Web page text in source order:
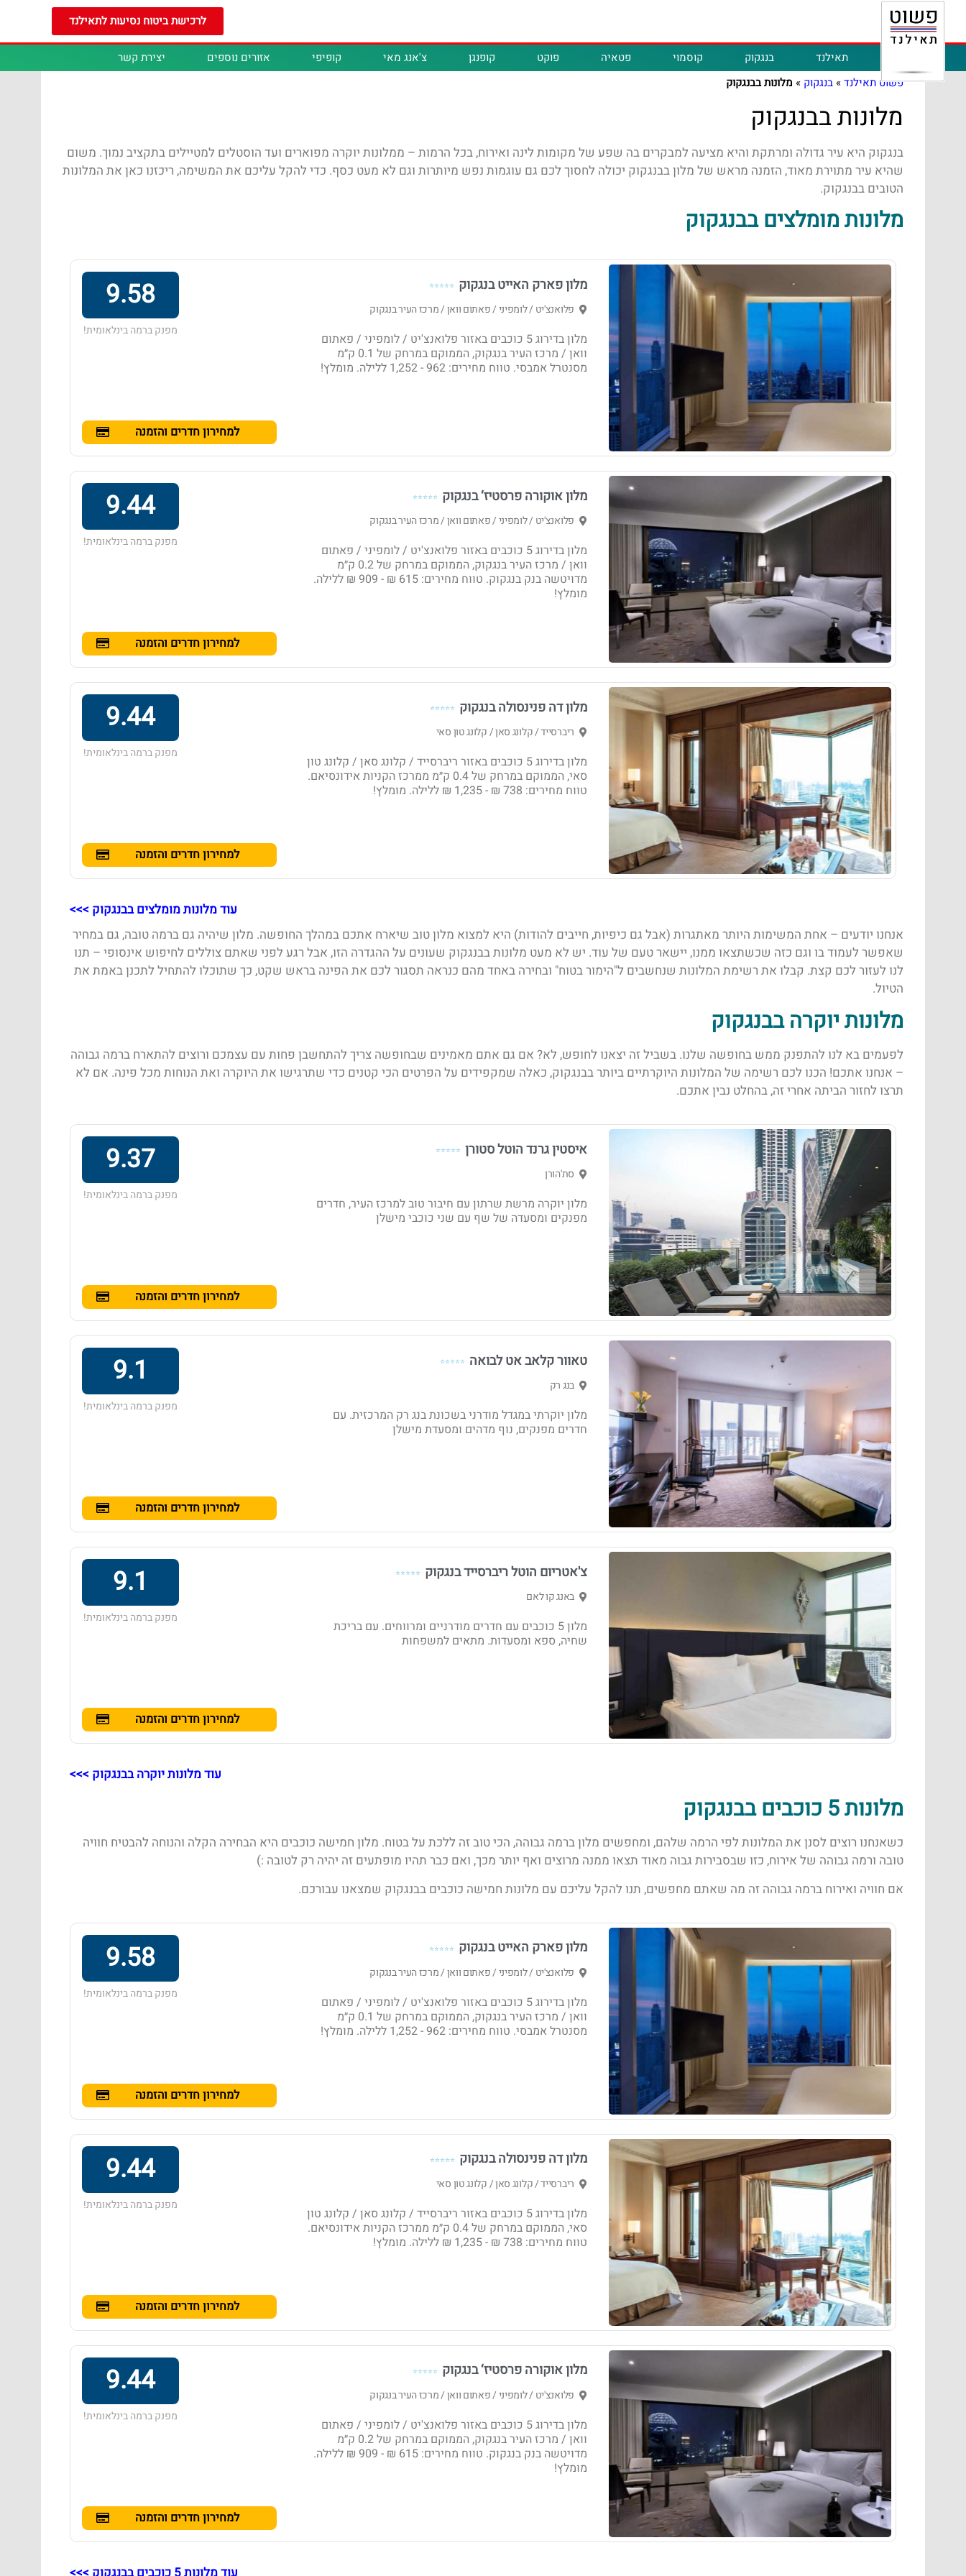
לרכישת ביטוח נסיעות לתאילנד
תאילנד בנגקוק קוסמוי פטאיה פוקט קופנגן צ'אנג מאי קופיפי אזורים נוספים
יצירת קשר
פשוט תאילנד» בנגקוק » מלונות בבנגקוק
מלונות בבנגקוק
בנגקוק היא עיר גדולה ומרתקת והיא מציעה למבקרים בה שפע של מקומות לינה ואירוח, בכל הרמות – ממלונות יוקרה מפוארים ועד הוסטלים למטיילים בתקציב נמוך. משום
שהיא עיר מתוירת מאוד, הזמנה מראש של מלון בבנגקוק יכולה לחסוך לכם גם עוגמות נפש מיותרות וגם לא מעט כסף. כדי להקל עליכם את המשימה, ריכזנו כאן את המלונות
הטובים בבנגקוק.
מלונות מומלצים בבנגקוק
מלון פארק האייט בנגקוק ⭐⭐⭐⭐⭐
פלואנצ'יט / לומפיני / פאתום וואן / מרכז העיר בנגקוק
מלון בדירוג 5 כוכבים באזור פלואנצ'יט / לומפיני / פאתום
וואן / מרכז העיר בנגקוק, הממוקם במרחק של 0.1 ק״מ
מסנטרל אמבסי. טווח מחירים: ‏962 - ‏1,252 ללילה. מומלץ!
9.58
מפנק ברמה בינלאומית!
למחירון חדרים והזמנה
מלון אוקורה פרסטיז‘ בנגקוק ⭐⭐⭐⭐⭐
פלואנצ'יט / לומפיני / פאתום וואן / מרכז העיר בנגקוק
מלון בדירוג 5 כוכבים באזור פלואנצ'יט / לומפיני / פאתום
וואן / מרכז העיר בנגקוק, הממוקם במרחק של 0.2 ק״מ
מדויטשה בנק בנגקוק. טווח מחירים: 615 ₪ - 909 ₪ ללילה.
מומלץ!
9.44
מפנק ברמה בינלאומית!
למחירון חדרים והזמנה
מלון דה פנינסולה בנגקוק ⭐⭐⭐⭐⭐
ריברסייד / קלונג סאן / קלונג טון סאי
מלון בדירוג 5 כוכבים באזור ריברסייד / קלונג סאן / קלונג טון
סאי, הממוקם במרחק של 0.4 ק״מ ממרכז הקניות אידונסיאם.
טווח מחירים: ‏738 ₪ - ‏1,235 ₪ ללילה. מומלץ!
9.44
מפנק ברמה בינלאומית!
למחירון חדרים והזמנה
עוד מלונות מומלצים בבנגקוק >>>
אנחנו יודעים – אחת המשימות היותר מאתגרות (אבל גם כיפיות, חייבים להודות) היא למצוא מלון טוב שיארח אתכם במהלך החופשה. מלון שיהיה גם ברמה טובה, גם במחיר
שאפשר לעמוד בו וגם כזה שכשתצאו ממנו, יישאר טעם של עוד. יש לא מעט מלונות בבנגקוק שעונים על ההגדרה הזו, אבל רגע לפני שאתם צוללים לחיפוש אינסופי – תנו
לנו לעזור לכם קצת. קבלו את רשימת המלונות שנחשבים ל"הימור בטוח" ובחירה באחד מהם כנראה תסגור לכם את הפינה בראש שקט, כך שתוכלו להתחיל לתכנן באמת את
הטיול.
מלונות יוקרה בבנגקוק
לפעמים בא לנו להתפנק ממש בחופשה שלנו. בשביל זה יצאנו לחופש, לא? אם גם אתם מאמינים שבחופשה צריך להתחשבן פחות עם עצמכם ורוצים להתארח ברמה גבוהה
– אנחנו אתכם! הכנו לכם רשימה של המלונות היוקרתיים ביותר בבנגקוק, כאלה שמקפידים על הפרטים הכי קטנים כדי שתרגישו את היוקרה ואת הנוחות מכל פינה. אם לא
תרצו לחזור הביתה אחרי זה, בהחלט נבין אתכם.
איסטין גרנד הוטל סטורן ⭐⭐⭐⭐⭐
סת'הורן
מלון יוקרה מרשת שרתון עם חיבור טוב למרכז העיר, חדרים
מפנקים ומסעדה של שף עם שני כוכבי מישלן
9.37
מפנק ברמה בינלאומית!
למחירון חדרים והזמנה
טאוור קלאב אט לבואה ⭐⭐⭐⭐⭐
בנג רק
מלון יוקרתי במגדל מודרני בשכונת בנג רק המרכזית. עם
חדרים מפנקים, נוף מדהים ומסעדת מישלן
9.1
מפנק ברמה בינלאומית!
למחירון חדרים והזמנה
צ'אטריום הוטל ריברסייד בנגקוק ⭐⭐⭐⭐⭐
באנג קו לאם
מלון 5 כוכבים עם חדרים מודרניים ומרווחים. עם בריכת
שחיה, ספא ומסעדות. מתאים למשפחות
9.1
מפנק ברמה בינלאומית!
למחירון חדרים והזמנה
עוד מלונות יוקרה בבנגקוק >>>
מלונות 5 כוכבים בבנגקוק
כשאנחנו רוצים לסנן את המלונות לפי הרמה שלהם, ומחפשים מלון ברמה גבוהה, הכי טוב זה ללכת על בטוח. מלון חמישה כוכבים היא הבחירה הקלה והנוחה להבטיח חוויה
טובה ורמה גבוהה של אירוח, כזו שבסבירות גבוה מאוד תצאו ממנה מרוצים ואף יותר מכך, ואם כבר תהיו מופתעים זה יהיה רק לטובה :)
אם חוויה ואירוח ברמה גבוהה זה מה שאתם מחפשים, תנו להקל עליכם עם מלונות חמישה כוכבים בבנגקוק שמצאנו עבורכם.
מלון פארק האייט בנגקוק ⭐⭐⭐⭐⭐
פלואנצ'יט / לומפיני / פאתום וואן / מרכז העיר בנגקוק
מלון בדירוג 5 כוכבים באזור פלואנצ'יט / לומפיני / פאתום
וואן / מרכז העיר בנגקוק, הממוקם במרחק של 0.1 ק״מ
מסנטרל אמבסי. טווח מחירים: ‏962 - ‏1,252 ללילה. מומלץ!
9.58
מפנק ברמה בינלאומית!
למחירון חדרים והזמנה
מלון דה פנינסולה בנגקוק ⭐⭐⭐⭐⭐
ריברסייד / קלונג סאן / קלונג טון סאי
מלון בדירוג 5 כוכבים באזור ריברסייד / קלונג סאן / קלונג טון
סאי, הממוקם במרחק של 0.4 ק״מ ממרכז הקניות אידונסיאם.
טווח מחירים: ‏738 ₪ - ‏1,235 ₪ ללילה. מומלץ!
9.44
מפנק ברמה בינלאומית!
למחירון חדרים והזמנה
מלון אוקורה פרסטיז‘ בנגקוק ⭐⭐⭐⭐⭐
פלואנצ'יט / לומפיני / פאתום וואן / מרכז העיר בנגקוק
מלון בדירוג 5 כוכבים באזור פלואנצ'יט / לומפיני / פאתום
וואן / מרכז העיר בנגקוק, הממוקם במרחק של 0.2 ק״מ
מדויטשה בנק בנגקוק. טווח מחירים: 615 ₪ - 909 ₪ ללילה.
מומלץ!
9.44
מפנק ברמה בינלאומית!
למחירון חדרים והזמנה